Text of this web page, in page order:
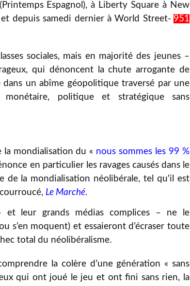
Espagnol), à Liberty Square à New
depuis samedi dernier à World Street- 951
sociales, mais en majorité des jeunes –
qui dénoncent la chute arrogante de
un abîme géopolitique traversé par une
monétaire, politique et stratégique sans
la mondialisation du « nous sommes les 99 %
en particulier les ravages causés dans le
de la mondialisation néolibérale, tel qu'il est
Le Marché.
et leur grands médias complices – ne le
s’en moquent) et essaieront d’écraser toute
total du néolibéralisme.
la colère d’une génération « sans
qui ont joué le jeu et ont fini sans rien, la